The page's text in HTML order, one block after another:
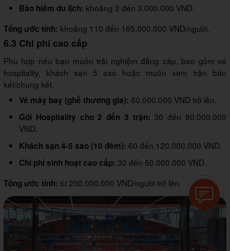
Bảo hiểm du lịch: khoảng 2 đến 3.000.000 VND.
Tổng ước tính: khoảng 110 đến 165.000.000 VND/người.
6.3 Chi phí cao cấp
Phù hợp nếu bạn muốn trải nghiệm đẳng cấp, bao gồm vé
hospitality, khách sạn 5 sao hoặc muốn xem trận bán
kết/chung kết.
Vé máy bay (ghế thương gia): 60.000.000 VND trở lên.
Gói Hospitality cho 2 đến 3 trận: 30 đến 80.000.000
VND.
Khách sạn 4-5 sao (10 đêm): 60 đến 120.000.000 VND.
Chi phí sinh hoạt cao cấp: 30 đến 50.000.000 VND.
Tổng ước tính: từ 200.000.000 VND/người trở lên.